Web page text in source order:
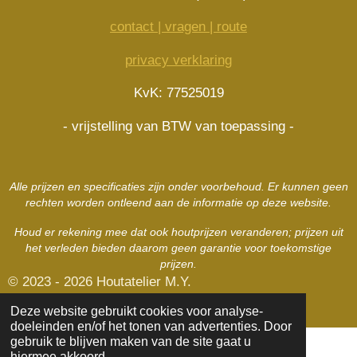
Deze website gebruikt cookies voor analyse-
doeleinden en/of het tonen van advertenties. Door
gebruik te blijven maken van de site gaat u
p
o
r
m
e
t
contact | vragen | route
privacy verklaring
KvK: 77525019
- vrijstelling van BTW van toepassing -
Alle prijzen en specificaties zijn onder voorbehoud. Er kunnen geen
rechten worden ontleend aan de informatie op deze website.
Houd er rekening mee dat ook houtprijzen veranderen; prijzen uit
het verleden bieden daarom geen garantie voor toekomstige
prijzen.
© 2023 - 2026 Houtatelier M.Y.